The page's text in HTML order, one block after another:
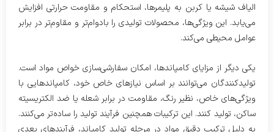
الیاف شیشه یا کربن به پلیمرها، استحکام و مقاومت حرارتی افزایش
می‌یابد. این ویژگی‌ها، محصولات تولیدی را بادوام‌تر و مقاوم‌تر در برابر
عوامل محیطی می‌کند.
یکی دیگر از مزایای کامپاندها، امکان سفارشی‌سازی خواص مواد است.
تولیدکنندگان می‌توانند بر اساس نیازهای خاص خود، کامپاندهایی با
ویژگی‌های خاص، نظیر رنگ، مقاومت در برابر شعله یا ضد الکتریسیته
ساکن، تولید کنند. این ترکیبات همچنین فرآیند تولید را ساده‌تر می‌کنند.
به دلیل ترکیب دقیق مواد در مرحله تولید کامپاند، فرآیندهای بعدی